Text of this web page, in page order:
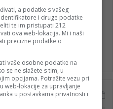
počinje brisati “neaktivne”
korišteni najmanje dvije
a podatke s vašeg
i druge podatke
te im pristupati 212
ova web-lokacija. Mi i naši
precizne podatke o
vaše osobne podatke na
se ne slažete s tim, u
opcijama. Potražite vezu pri
web-lokacije za upravljanje
u postavkama privatnosti i